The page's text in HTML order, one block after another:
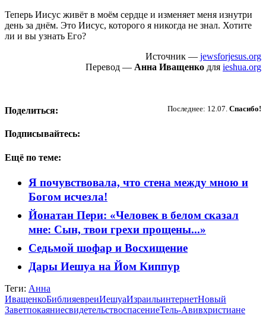
Теперь Иисус живёт в моём сердце и изменяет меня изнутри
день за днём. Это Иисус, которого я никогда не знал. Хотите
ли и вы узнать Его?
Источник — jewsforjesus.org
Перевод — Анна Иващенко для ieshua.org
Последнее: 12.07. Спасибо!
Поделиться:
Подписывайтесь:
Ещё по теме:
Я почувствовала, что стена между мною и
Богом исчезла!
Йонатан Пери: «Человек в белом сказал
мне: Сын, твои грехи прощены...»
Седьмой шофар и Восхищение
Дары Иешуа на Йом Киппур
Теги: Анна
ИващенкоБиблияевреиИешуаИзраильинтернетНовый
ЗаветпокаяниесвидетельствоспасениеТель-Авивхристиане